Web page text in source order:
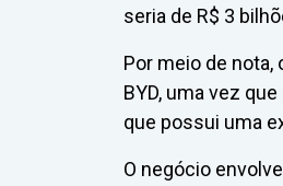
seria de R$ 3
Por meio de nota,
BYD, uma vez
que possui uma
O negócio